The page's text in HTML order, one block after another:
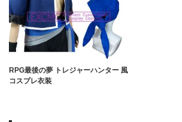
RPG最後の夢 トレジャーハンター 風
コスプレ衣装